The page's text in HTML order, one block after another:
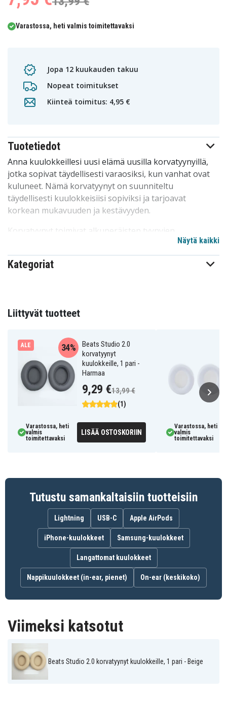
Varastossa, heti valmis toimitettavaksi
Jopa 12 kuukauden takuu
Nopeat toimitukset
Kiinteä toimitus: 4,95 €
Tuotetiedot
Anna kuulokkeillesi uusi elämä uusilla korvatyynyillä,
jotka sopivat täydellisesti varaosiksi, kun vanhat ovat
kuluneet. Nämä korvatyynyt on suunniteltu
täydellisesti kuulokkeisiisi sopiviksi ja tarjoavat
korkean mukavuuden ja kestävyyden.
Korvatyynyt toimivat alkuperäisten tyynyjen
korvikkeena ja ne on helppo vaihtaa ja asentaa, ja ne
on suunniteltu helpoksi asentaa kuulokkeisiisi.
Materiaali: Keinonahka, vaahdo
Määrä: 2
IP6D7367CJ
Tuotetyyppi
Kulta
Näytä kaikki
Kategoriat
Liittyvät tuotteet
ALE
Beats Studio 2.0
korvatyynyt
kuulokkeille, 1 pari -
Harmaa
(1)
34%
9,29 €13,99 €
Varastossa, heti
valmis
toimitettavaksi
LISÄÄ OSTOSKORIIN
Varastossa, heti
valmis
toimitettavaksi
Tutustu samankaltaisiin tuotteisiin
Lightning USB-C Apple AirPods
iPhone-kuulokkeet Samsung-kuulokkeet
Langattomat kuulokkeet
Nappikuulokkeet (in-ear, pienet) On-ear (keskikoko)
Viimeksi katsotut
Beats Studio 2.0 korvatyynyt kuulokkeille, 1 pari - Beige